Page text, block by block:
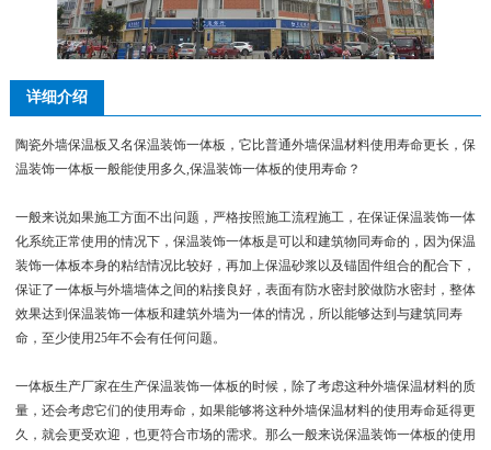
详细介绍
陶瓷外墙保温板又名保温装饰一体板，它比普通外墙保温材料使用寿命更长，保
温装饰一体板一般能使用多久,保温装饰一体板的使用寿命？
一般来说如果施工方面不出问题，严格按照施工流程施工，在保证保温装饰一体
化系统正常使用的情况下，保温装饰一体板是可以和建筑物同寿命的，因为保温
装饰一体板本身的粘结情况比较好，再加上保温砂浆以及锚固件组合的配合下，
保证了一体板与外墙墙体之间的粘接良好，表面有防水密封胶做防水密封，整体
效果达到保温装饰一体板和建筑外墙为一体的情况，所以能够达到与建筑同寿
命，至少使用25年不会有任何问题。
一体板生产厂家在生产保温装饰一体板的时候，除了考虑这种外墙保温材料的质
量，还会考虑它们的使用寿命，如果能够将这种外墙保温材料的使用寿命延得更
久，就会更受欢迎，也更符合市场的需求。那么一般来说保温装饰一体板的使用